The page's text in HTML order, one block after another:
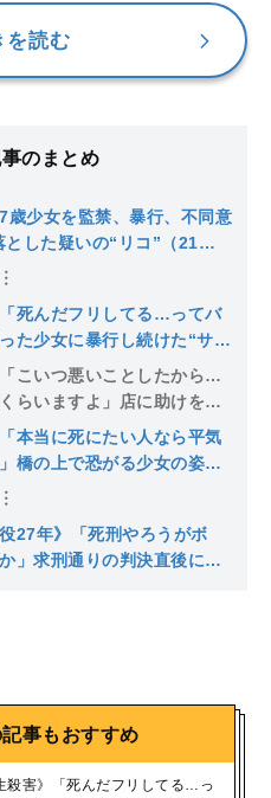
を読む
のまとめ
歳少女を監禁、暴行、不同意
した疑いの“リコ”（21）
湿なイジメ」「連日飲み歩
「死んだフリしてる…ってバ
た少女に暴行し続けた“サン
演じた少年は「見るに堪えな
こいつ悪いことしたから…
らいますよ」店に助けを求
暴力団員の舎弟”リコ…ラー
怖い」
本当に死にたい人なら平気
橋の上で恐がる少女の姿に
コ”が公判で初めて語った主
27年》「死刑やろうがボ
」求刑通りの判決直後に男
事もおすすめ
殺害》「死んだフリしてる…っ